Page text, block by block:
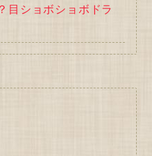
目ショボショボドラ